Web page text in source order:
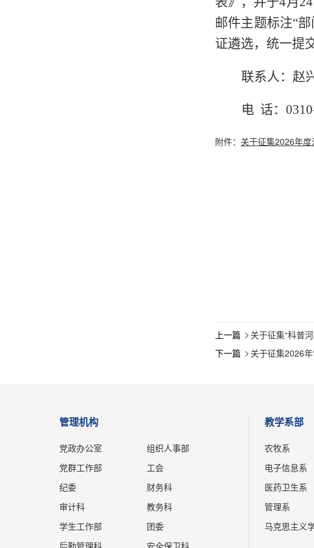
邮件主题标注“部
证遴选，统一提
联系人：赵
电 话：
附件： 关于征集2026年
上一篇  关于征集“科普
下一篇  关于征集2026
管理机构
党政办公室
组织人事部
党群工作部
工会
纪委
财务科
审计科
教务科
学生工作部
团委
后勤管理科
安全保卫科
教学系部
农牧系
电子信息系
医药卫生系
管理系
马克思主义